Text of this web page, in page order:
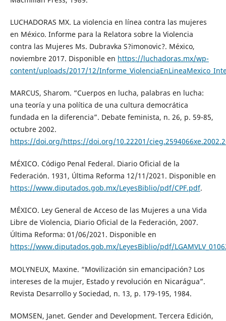
LUCHADORAS MX. La violencia en línea contra las mujeres
en México. Informe para la Relatora sobre la Violencia
contra las Mujeres Ms. Dubravka S?imonovic?. México,
noviembre 2017. Disponible en https://luchadoras.mx/wp-
content/uploads/2017/12/
MARCUS, Sharom. “Cuerpos en lucha, palabras en lucha:
una teoría y una política de una cultura democrática
fundada en la diferencia”. Debate feminista, n. 26, p. 59-85,
octubre 2002.
https://doi.org/https://doi.org/10.22201/
MÉXICO. Código Penal Federal. Diario Oficial de la
Federación. 1931, Última Reforma 12/11/2021. Disponible en
https://www.diputados.gob.mx/LeyesBiblio/pdf/CPF.pdf.
MÉXICO. Ley General de Acceso de las Mujeres a una Vida
Libre de Violencia, Diario Oficial de la Federación, 2007.
Última Reforma: 01/06/2021. Disponible en
https://www.diputados.gob.mx/LeyesBiblio/pdf/
MOLYNEUX, Maxine. “Movilización sin emancipación? Los
intereses de la mujer, Estado y revolución en Nicarágua”.
Revista Desarrollo y Sociedad, n. 13, p. 179-195, 1984.
MOMSEN, Janet. Gender and Development. Tercera Edición,